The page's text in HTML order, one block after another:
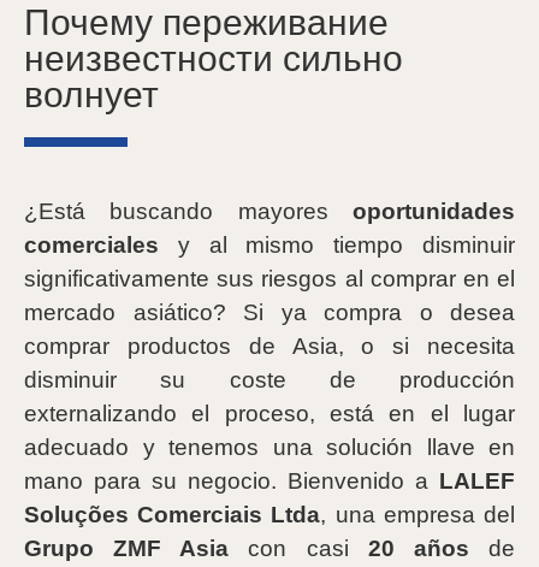
Почему переживание
неизвестности сильно
волнует
¿Está buscando mayores oportunidades
comerciales y al mismo tiempo disminuir
significativamente sus riesgos al comprar en el
mercado asiático? Si ya compra o desea
comprar productos de Asia, o si necesita
disminuir su coste de producción
externalizando el proceso, está en el lugar
adecuado y tenemos una solución llave en
mano para su negocio. Bienvenido a LALEF
Soluções Comerciais Ltda, una empresa del
Grupo ZMF Asia con casi 20 años de